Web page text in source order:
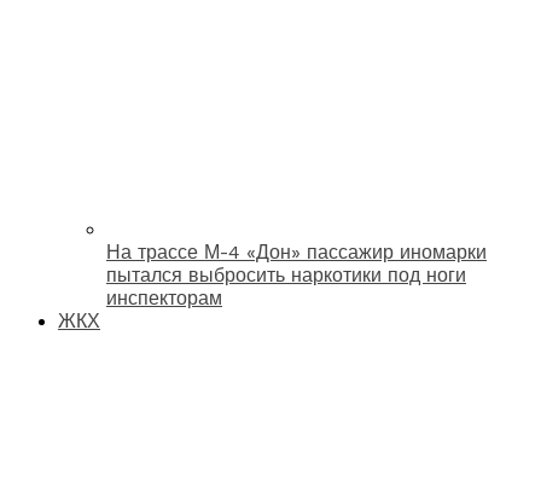
На трассе М-4 «Дон» пассажир иномарки
пытался выбросить наркотики под ноги
инспекторам
ЖКХ